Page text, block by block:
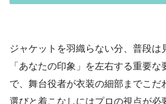
ジャケットを羽織らない分、普段は
「あなたの印象」を左右する重要
で、舞台役者が衣装の細部までこだ
選びと着こなしにはプロの視点が必